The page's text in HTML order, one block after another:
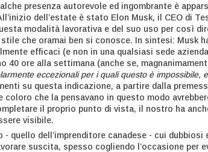
presenza autorevole ed ingombrante è
dell’estate è stato Elon Musk, il CEO di
modalità lavorativa e del suo uso per così
che oramai ben si conosce. In sintesi: Musk
efficaci (e non in una qualsiasi sede
40 ore alla settimana (anche se,
eccezionali per i quali questo è impossibile,
su questa indicazione, a partire dalla
coloro che la pensavano in questo modo
il proprio punto di vista, il nostro ha
visibile.
- quello dell’imprenditore canadese - cui
suscita, spesso cogliendo l’occasione per